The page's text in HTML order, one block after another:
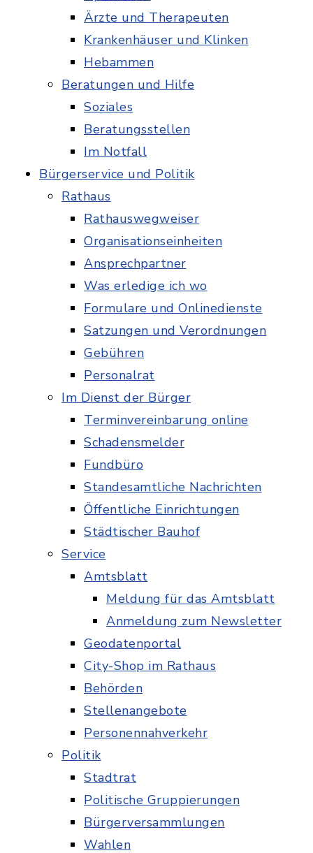
Ärzte und Therapeuten
Krankenhäuser und Klinken
Hebammen
Beratungen und Hilfe
Soziales
Beratungsstellen
Im Notfall
Bürgerservice und Politik
Rathaus
Rathauswegweiser
Organisationseinheiten
Ansprechpartner
Was erledige ich wo
Formulare und Onlinedienste
Satzungen und Verordnungen
Gebühren
Personalrat
Im Dienst der Bürger
Terminvereinbarung online
Schadensmelder
Fundbüro
Standesamtliche Nachrichten
Öffentliche Einrichtungen
Städtischer Bauhof
Service
Amtsblatt
Meldung für das Amtsblatt
Anmeldung zum Newsletter
Geodatenportal
City-Shop im Rathaus
Behörden
Stellenangebote
Personennahverkehr
Politik
Stadtrat
Politische Gruppierungen
Bürgerversammlungen
Wahlen